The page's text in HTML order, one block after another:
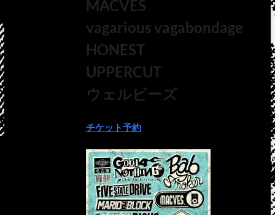
MACVES
vagarious vagabondage
HONEST
UPPERCUT
ウェルビーズ
チケット予約